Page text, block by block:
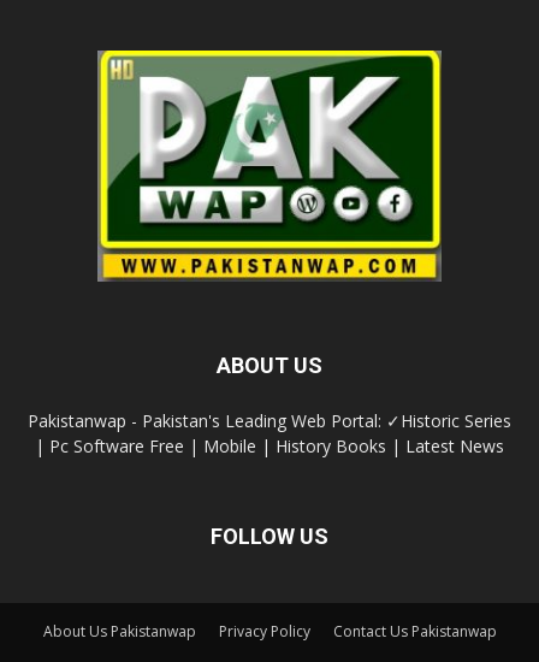
ABOUT US
Pakistanwap - Pakistan's Leading Web Portal: ✓Historic Series
| Pc Software Free | Mobile | History Books | Latest News
FOLLOW US
About Us Pakistanwap Privacy Policy Contact Us Pakistanwap